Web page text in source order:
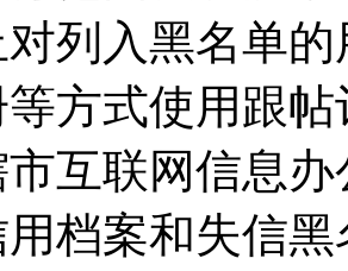
列入黑名单
方式使用跟
市互联网信息
档案和失信